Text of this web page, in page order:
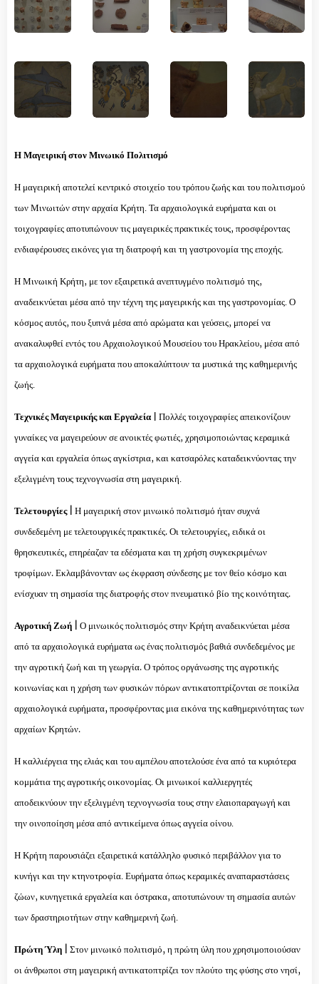
Η Μαγειρική στον Μινωικό Πολιτισμό
Η μαγειρική αποτελεί κεντρικό στοιχείο του τρόπου ζωής και του πολιτισμού
των Μινωιτών στην αρχαία Κρήτη. Τα αρχαιολογικά ευρήματα και οι
τοιχογραφίες αποτυπώνουν τις μαγειρικές πρακτικές τους, προσφέροντας
ενδιαφέρουσες εικόνες για τη διατροφή και τη γαστρονομία της εποχής.
Η Μινωική Κρήτη, με τον εξαιρετικά ανεπτυγμένο πολιτισμό της,
αναδεικνύεται μέσα από την τέχνη της μαγειρικής και της γαστρονομίας. Ο
κόσμος αυτός, που ξυπνά μέσα από αρώματα και γεύσεις, μπορεί να
ανακαλυφθεί εντός του Αρχαιολογικού Μουσείου του Ηρακλείου, μέσα από
τα αρχαιολογικά ευρήματα που αποκαλύπτουν τα μυστικά της καθημερινής
ζωής.
Τεχνικές Μαγειρικής και Εργαλεία | Πολλές τοιχογραφίες απεικονίζουν
γυναίκες να μαγειρεύουν σε ανοικτές φωτιές, χρησιμοποιώντας κεραμικά
αγγεία και εργαλεία όπως αγκίστρια, και κατσαρόλες καταδεικνύοντας την
εξελιγμένη τους τεχνογνωσία στη μαγειρική.
Τελετουργίες | Η μαγειρική στον μινωικό πολιτισμό ήταν συχνά
συνδεδεμένη με τελετουργικές πρακτικές. Οι τελετουργίες, ειδικά οι
θρησκευτικές, επηρέαζαν τα εδέσματα και τη χρήση συγκεκριμένων
τροφίμων. Εκλαμβάνονταν ως έκφραση σύνδεσης με τον θείο κόσμο και
ενίσχυαν τη σημασία της διατροφής στον πνευματικό βίο της κοινότητας.
Αγροτική Ζωή | Ο μινωικός πολιτισμός στην Κρήτη αναδεικνύεται μέσα
από τα αρχαιολογικά ευρήματα ως ένας πολιτισμός βαθιά συνδεδεμένος με
την αγροτική ζωή και τη γεωργία. Ο τρόπος οργάνωσης της αγροτικής
κοινωνίας και η χρήση των φυσικών πόρων αντικατοπτρίζονται σε ποικίλα
αρχαιολογικά ευρήματα, προσφέροντας μια εικόνα της καθημερινότητας των
αρχαίων Κρητών.
Η καλλιέργεια της ελιάς και του αμπέλου αποτελούσε ένα από τα κυριότερα
κομμάτια της αγροτικής οικονομίας. Οι μινωικοί καλλιεργητές
αποδεικνύουν την εξελιγμένη τεχνογνωσία τους στην ελαιοπαραγωγή και
την οινοποίηση μέσα από αντικείμενα όπως αγγεία οίνου.
Η Κρήτη παρουσιάζει εξαιρετικά κατάλληλο φυσικό περιβάλλον για το
κυνήγι και την κτηνοτροφία. Ευρήματα όπως κεραμικές αναπαραστάσεις
ζώων, κυνηγετικά εργαλεία και όστρακα, αποτυπώνουν τη σημασία αυτών
των δραστηριοτήτων στην καθημερινή ζωή.
Πρώτη Ύλη |
Στον μινωικό πολιτισμό, η πρώτη ύλη που χρησιμοποιούσαν
οι άνθρωποι στη μαγειρική αντικατοπτρίζει τον πλούτο της φύσης στο νησί,